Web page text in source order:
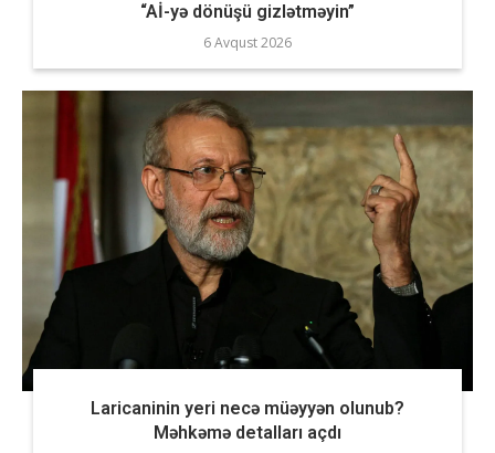
“Aİ-yə dönüşü gizlətməyin”
6 Avqust 2026
Laricaninin yeri necə müəyyən olunub?
Məhkəmə detalları açdı